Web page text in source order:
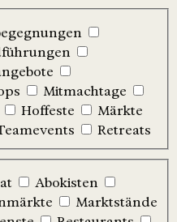
Mitmachtage
Hoffeste
Märkte
Retreats
Abokisten
Marktstände